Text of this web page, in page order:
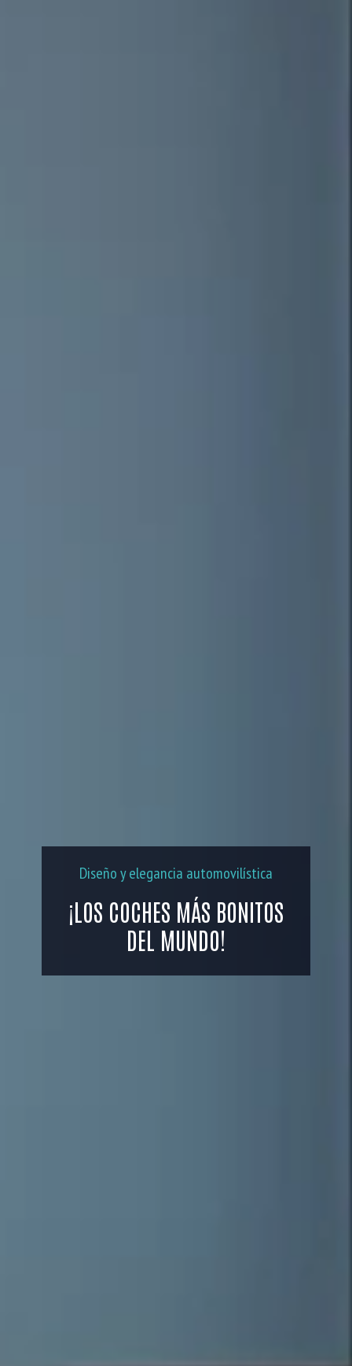
Diseño y elegancia automovilística
¡LOS COCHES MÁS BONITOS
DEL MUNDO!